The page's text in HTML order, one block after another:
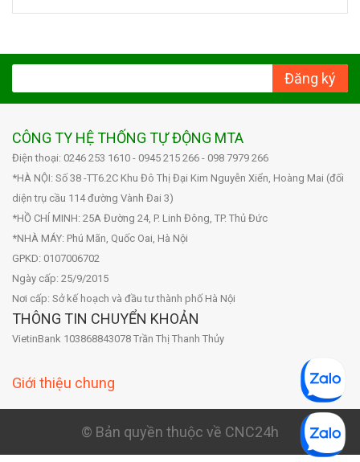
Đăng ký
CÔNG TY HỆ THỐNG TỰ ĐỘNG MTA
Điện thoại: 0246 253 1610 - 0945 215 266 - 098 7979 266
*HÀ NỘI: Số 38 -TT6.2C Khu Đô Thị Đại Kim Nguyễn Xiển, Hoàng Mai (đối
diện trụ cầu 114 đường Vành Đai 3)
*HỒ CHÍ MINH: 25A Đường 24, P. Linh Đông, TP. Thủ Đức
*NHÀ MÁY: Phú Mãn, Quốc Oai, Hà Nội
GPKD: 0107006702
Ngày cấp: 25/9/2015
Nơi cấp: Sở kế hoạch và đầu tư thành phố Hà Nội
THÔNG TIN CHUYỂN KHOẢN
VietinBank 103868843078 Trần Thị Thanh Thủy
Giới thiệu chung
© Bản quyền thuộc về CNC24h